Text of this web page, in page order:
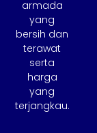
armada
yang
bersih dan
terawat
serta
harga
yang
terjangkau.